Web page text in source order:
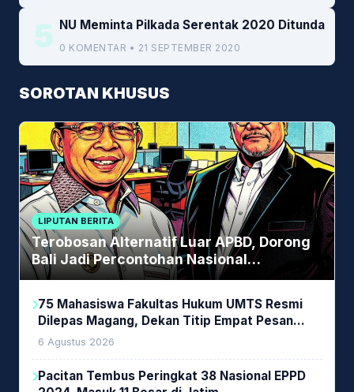
5 NU Meminta Pilkada Serentak 2020 Ditunda
0 KOMENTAR • 21 SEPTEMBER 2020
SOROTAN KHUSUS
LIPUTAN BERITA
Terobosan Alternatif Luar APBD, Dorong
Bali Jadi Percontohan Nasional
Pembiayaan Daerah
75 Mahasiswa Fakultas Hukum UMTS Resmi
Dilepas Magang, Dekan Titip Empat Pesan
Penting
6 Agustus 2026
Pacitan Tembus Peringkat 38 Nasional EPPD